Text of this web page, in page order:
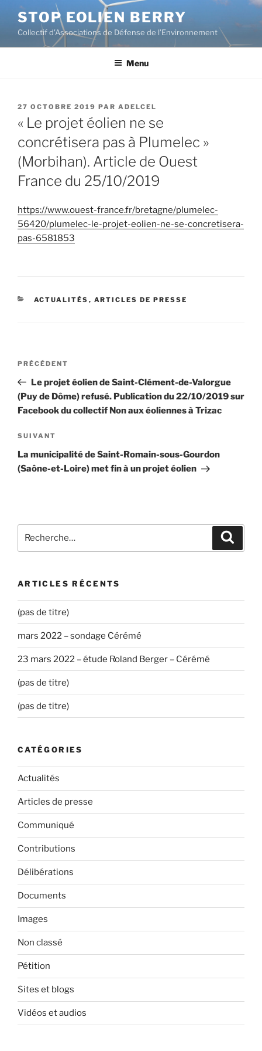
contenu
principal
STOP EOLIEN BERRY
Collectif d'Associations de Défense de l’Environnement
Menu
PUBLIÉ
27 OCTOBRE 2019 PAR ADELCEL
« Le projet éolien ne se
concrétisera pas à Plumelec »
(Morbihan). Article de Ouest
France du 25/10/2019
https://www.ouest-france.fr/bretagne/plumelec-
56420/plumelec-le-projet-eolien-ne-se-concretisera-
pas-6581853
CATÉGORIES
ACTUALITÉS , ARTICLES DE PRESSE
Navigation
l’article
Article
précédent
PRÉCÉDENT
Le projet éolien de Saint-Clément-de-Valorgue
(Puy de Dôme) refusé. Publication du 22/10/2019 sur
Facebook du collectif Non aux éoliennes à Trizac
Article
suivant
SUIVANT
La municipalité de Saint-Romain-sous-Gourdon
(Saône-et-Loire) met fin à un projet éolien
pour
ARTICLES RÉCENTS
(pas de titre)
mars 2022 – sondage Cérémé
23 mars 2022 – étude Roland Berger – Cérémé
(pas de titre)
(pas de titre)
CATÉGORIES
Actualités
Articles de presse
Communiqué
Contributions
Délibérations
Documents
Images
Non classé
Pétition
Sites et blogs
Vidéos et audios